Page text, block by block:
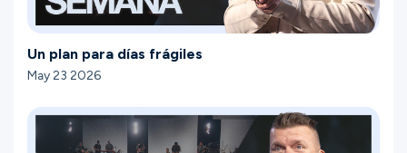
Un plan para días frágiles
May 23 2026